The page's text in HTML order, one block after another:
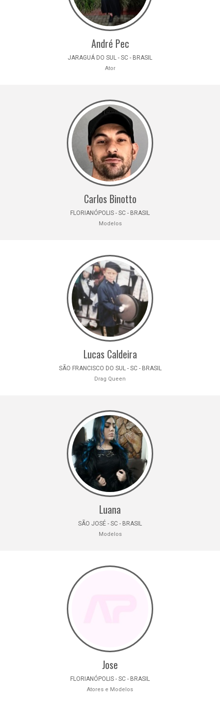
André Pec
JARAGUÁ DO SUL - SC - BRASIL
Ator
Carlos Binotto
FLORIANÓPOLIS - SC - BRASIL
Modelos
Lucas Caldeira
SÃO FRANCISCO DO SUL - SC - BRASIL
Drag Queen
Luana
SÃO JOSÉ - SC - BRASIL
Modelos
Jose
FLORIANÓPOLIS - SC - BRASIL
Atores e Modelos